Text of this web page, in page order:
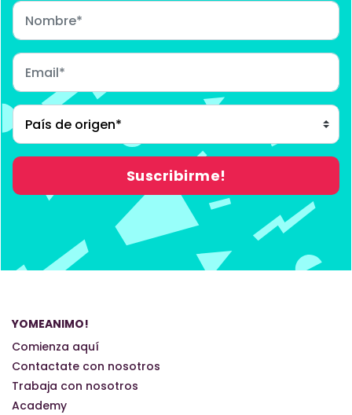
YOMEANIMO!
Comienza aquí
Contactate con nosotros
Trabaja con nosotros
Academy